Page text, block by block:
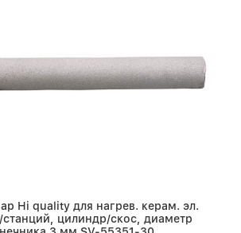
Hi quality для нагрев. керам. эл.
станций, цилиндр/скос, диаметр